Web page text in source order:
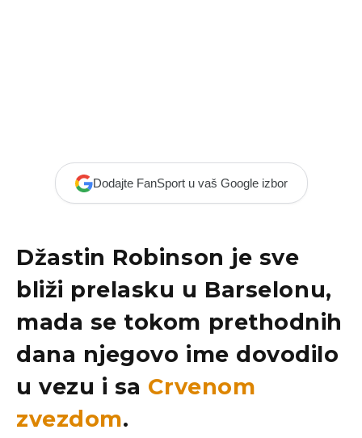
Dodajte FanSport u vaš Google izbor
Džastin Robinson je sve
bliži prelasku u Barselonu,
mada se tokom prethodnih
dana njegovo ime dovodilo
u vezu i sa Crvenom
zvezdom.